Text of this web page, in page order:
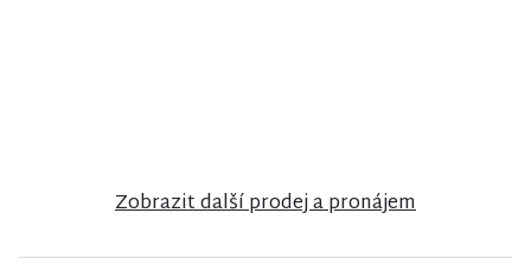
Zobrazit další prodej a pronájem